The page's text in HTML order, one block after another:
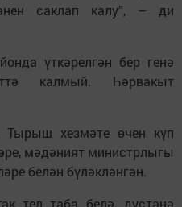
саклап калу”, – ди
үткәрелгән бер генә
калмый. Һәрвакыт
хезмәте өчен күп
мәдәният министрлыгы
белән бүләкләнгән.
тел таба белә, дустанә